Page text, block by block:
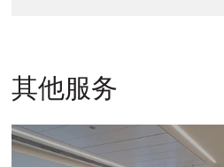
其他服务